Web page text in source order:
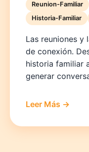
Reunion-Familiar
Historia-Familiar
Las reuniones y
de conexión.
historia familiar
generar
Leer Más →